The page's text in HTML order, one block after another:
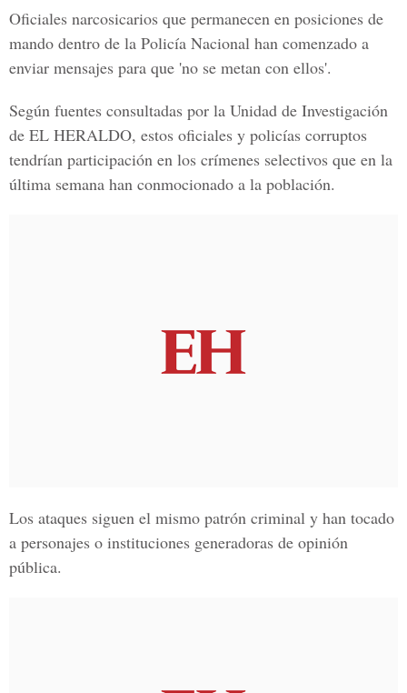
Oficiales narcosicarios que permanecen en posiciones de
mando dentro de la Policía Nacional han comenzado a
enviar mensajes para que 'no se metan con ellos'.
Según fuentes consultadas por la Unidad de Investigación
de EL HERALDO, estos oficiales y policías corruptos
tendrían participación en los crímenes selectivos que en la
última semana han conmocionado a la población.
Los ataques siguen el mismo patrón criminal y han tocado
a personajes o instituciones generadoras de opinión
pública.